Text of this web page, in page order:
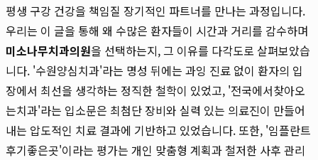
평생 구강 건강을 책임질 장기적인 파트너를 만나는 과정입니다.
우리는 이 글을 통해 왜 수많은 환자들이 시간과 거리를 감수하며
미소나무치과의원을 선택하는지, 그 이유를 다각도로 살펴보았습
니다. '수원양심치과'라는 명성 뒤에는 과잉 진료 없이 환자의 입
장에서 최선을 생각하는 정직한 철학이 있었고, '전국에서찾아오
는치과'라는 입소문은 최첨단 장비와 실력 있는 의료진이 만들어
내는 압도적인 치료 결과에 기반하고 있었습니다. 또한, '임플란트
후기좋은곳'이라는 평가는 개인 맞춤형 계획과 철저한 사후 관리